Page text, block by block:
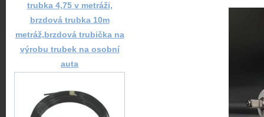
trubka 4,75 v metráži,
brzdová trubka 10m
metráž,brzdová trubička na
výrobu trubek na osobní
auta